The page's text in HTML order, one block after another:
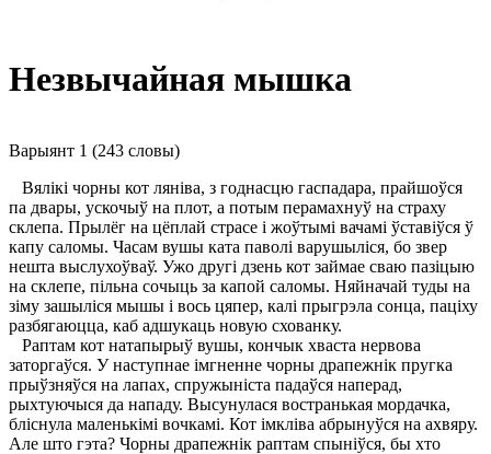
Незвычайная мышка
Варыянт 1 (243 словы)
Вялікі чорны кот ляніва, з годнасцю гаспадара, прайшоўся
па двары, ускочыў на плот, а потым перамахнуў на страху
склепа. Прылёг на цёплай страсе і жоўтымі вачамі ўставіўся ў
капу саломы. Часам вушы ката паволі варушыліся, бо звер
нешта выслухоўваў. Ужо другі дзень кот займае сваю пазіцыю
на склепе, пільна сочыць за капой саломы. Няйначай туды на
зіму зашыліся мышы і вось цяпер, калі прыгрэла сонца, паціху
разбягаюцца, каб адшукаць новую схованку.
Раптам кот натапырыў вушы, кончык хваста нервова
заторгаўся. У наступнае імгненне чорны драпежнік пругка
прыўзняўся на лапах, спружыніста падаўся наперад,
рыхтуючыся да нападу. Высунулася востранькая мордачка,
бліснула маленькімі вочкамі. Кот імкліва абрынуўся на ахвяру.
Але што гэта? Чорны драпежнік раптам спыніўся, бы хто